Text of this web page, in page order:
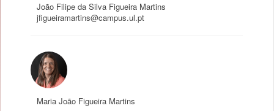
João Filipe da Silva Figueira Martins
jfigueiramartins@campus.ul.pt
Maria João Figueira Martins